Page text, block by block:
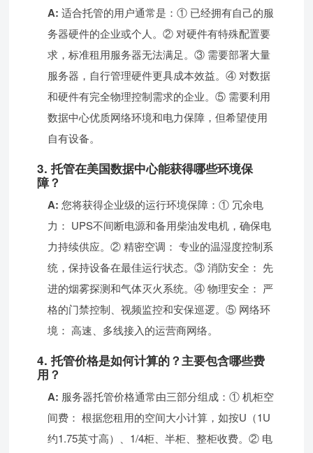
A: 适合托管的用户通常是：① 已经拥有自己的服
务器硬件的企业或个人。② 对硬件有特殊配置要
求，标准租用服务器无法满足。③ 需要部署大量
服务器，自行管理硬件更具成本效益。④ 对数据
和硬件有完全物理控制需求的企业。⑤ 需要利用
数据中心优质网络环境和电力保障，但希望使用
自有设备。
3. 托管在美国数据中心能获得哪些环境保
障？
A: 您将获得企业级的运行环境保障：① 冗余电
力： UPS不间断电源和备用柴油发电机，确保电
力持续供应。② 精密空调： 专业的温湿度控制系
统，保持设备在最佳运行状态。③ 消防安全： 先
进的烟雾探测和气体灭火系统。④ 物理安全： 严
格的门禁控制、视频监控和安保巡逻。⑤ 网络环
境： 高速、多线接入的运营商网络。
4. 托管价格是如何计算的？主要包含哪些费
用？
A: 服务器托管价格通常由三部分组成：① 机柜空
间费： 根据您租用的空间大小计算，如按U（1U
约1.75英寸高）、1/4柜、半柜、整柜收费。② 电